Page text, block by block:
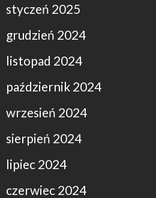
styczeń 2025
grudzień 2024
listopad 2024
październik 2024
wrzesień 2024
sierpień 2024
lipiec 2024
czerwiec 2024